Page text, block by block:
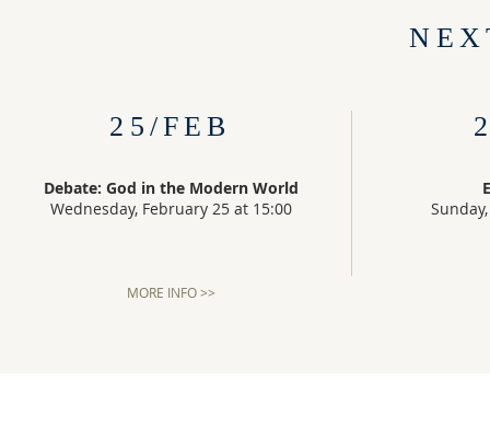
25/FEB
Debate: God in the Modern World
Wednesday, February 25 at 15:00
MORE INFO >>